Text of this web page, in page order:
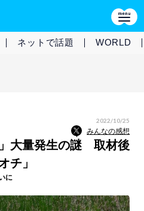
ネットで話題 WORLD
2022/10/25
みんなの感想
大量発生の謎 取材後
チ」
に